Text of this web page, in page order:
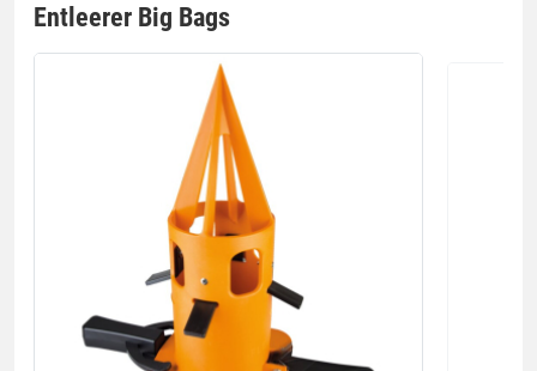
Entleerer Big Bags